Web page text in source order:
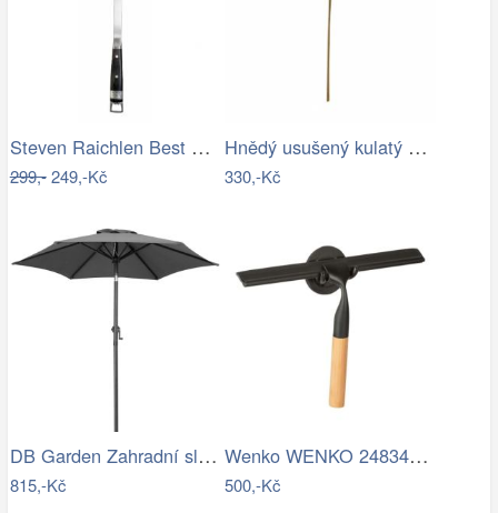
Steven Raichlen Best of Barbecue…
299,-249,-Kč
Hnědý usušený kulatý dekorativní list…
330,-Kč
DB Garden Zahradní slunečník Diane…
815,-Kč
Wenko WENKO 24834100 - Stěrka BAMBUSa…
500,-Kč